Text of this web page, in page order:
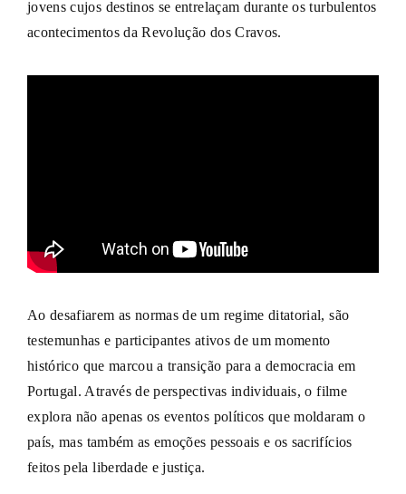
jovens cujos destinos se entrelaçam durante os turbulentos
acontecimentos da Revolução dos Cravos.
Ao desafiarem as normas de um regime ditatorial, são
testemunhas e participantes ativos de um momento
histórico que marcou a transição para a democracia em
Portugal. Através de perspectivas individuais, o filme
explora não apenas os eventos políticos que moldaram o
país, mas também as emoções pessoais e os sacrifícios
feitos pela liberdade e justiça.